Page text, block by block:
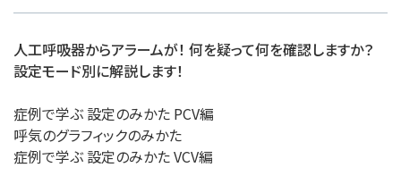
人工呼吸器からアラームが！ 何を疑って何を確認しますか？
設定モード別に解説します！
症例で学ぶ 設定のみかた PCV編
呼気のグラフィックのみかた
症例で学ぶ 設定のみかた VCV編